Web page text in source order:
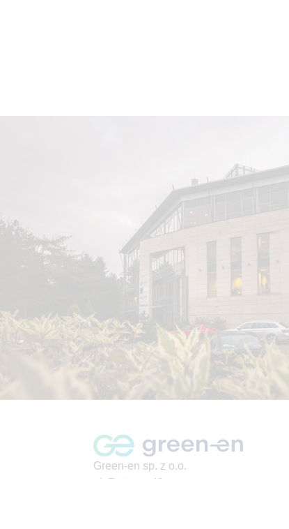
Green-en sp. z o.o.